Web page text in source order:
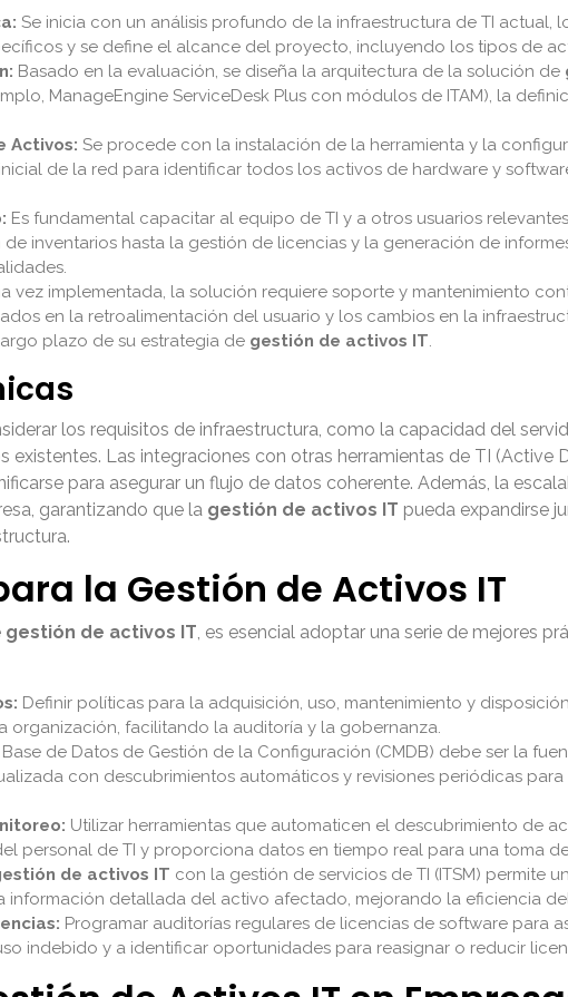
Se inicia con un análisis profundo de la infraestructura de TI actual,
y se define el alcance del proyecto, incluyendo los tipos de
Basado en la evaluación, se diseña la arquitectura de la solución de
ManageEngine ServiceDesk Plus con módulos de ITAM), la
Activos: Se procede con la instalación de la herramienta y la
de la red para identificar todos los activos de hardware y
Es fundamental capacitar al equipo de TI y a otros usuarios
inventarios hasta la gestión de licencias y la generación de
vez implementada, la solución requiere soporte y mantenimiento
en la retroalimentación del usuario y los cambios en la
plazo de su estrategia de gestión de activos IT.
los requisitos de infraestructura, como la capacidad del
Las integraciones con otras herramientas de TI (Active
para asegurar un flujo de datos coherente. Además, la
garantizando que la gestión de activos IT pueda expandirse
la Gestión de Activos IT
gestión de activos IT, es esencial adoptar una serie de mejores
Definir políticas para la adquisición, uso, mantenimiento y
organización, facilitando la auditoría y la gobernanza.
Base de Datos de Gestión de la Configuración (CMDB) debe ser la
con descubrimientos automáticos y revisiones periódicas
Utilizar herramientas que automaticen el descubrimiento de
personal de TI y proporciona datos en tiempo real para una toma
de activos IT con la gestión de servicios de TI (ITSM) permite
información detallada del activo afectado, mejorando la eficiencia
Programar auditorías regulares de licencias de software para
indebido y a identificar oportunidades para reasignar o reducir